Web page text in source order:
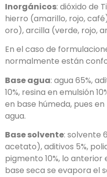
Inorgánicos: dióxido de
hierro (amarillo, rojo,
oro), arcilla (verde, rojo,
En el caso de
normalmente están
Base agua: agua 65%,
10%, resina en emulsión
en base húmeda, pues
agua.
Base solvente: solvente
acetato), aditivos 5%,
pigmento 10%, lo anterior
base seca se evapora el